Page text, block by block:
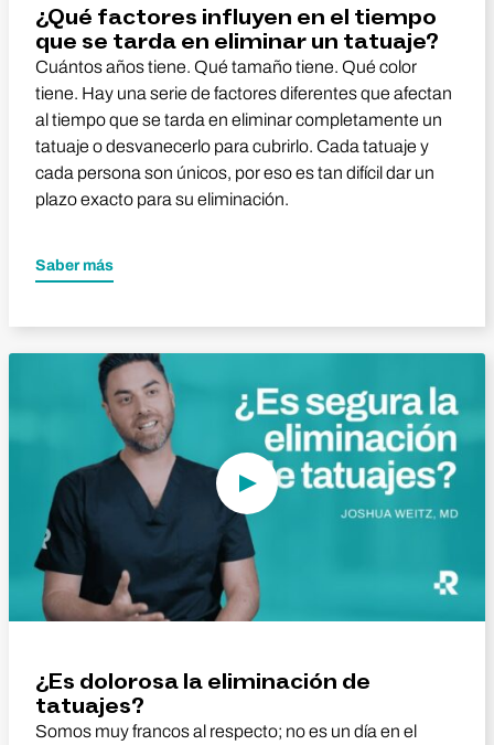
¿Qué factores influyen en el tiempo
que se tarda en eliminar un tatuaje?
Cuántos años tiene. Qué tamaño tiene. Qué color
tiene. Hay una serie de factores diferentes que afectan
al tiempo que se tarda en eliminar completamente un
tatuaje o desvanecerlo para cubrirlo. Cada tatuaje y
cada persona son únicos, por eso es tan difícil dar un
plazo exacto para su eliminación.
Saber más
¿Es dolorosa la eliminación de
tatuajes?
Somos muy francos al respecto; no es un día en el